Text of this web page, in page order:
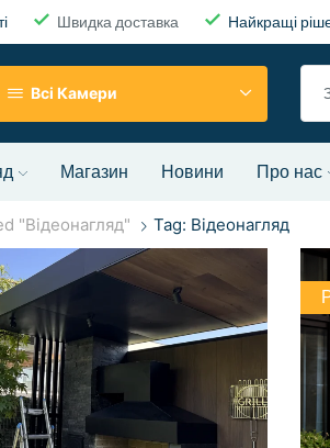
Швидка доставка Найкращі
Всі Камери
Магазин Новини Про нас
"Відеонагляд" Tag: Відеонагляд